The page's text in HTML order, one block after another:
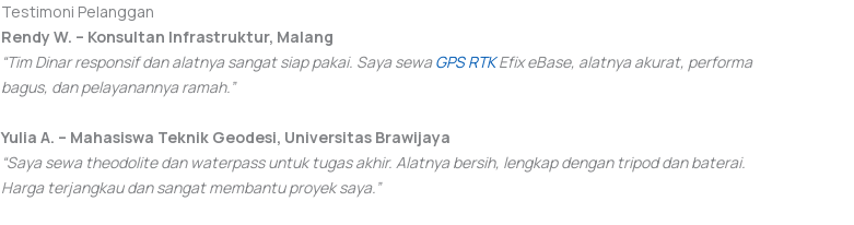
Testimoni Pelanggan
Rendy W. – Konsultan Infrastruktur, Malang
“Tim Dinar responsif dan alatnya sangat siap pakai. Saya sewaGPS RTKEfix eBase, alatnya akurat, performa
bagus, dan pelayanannya ramah.”
Yulia A. – Mahasiswa Teknik Geodesi, Universitas Brawijaya
“Saya sewa theodolite dan waterpass untuk tugas akhir. Alatnya bersih, lengkap dengan tripod dan baterai.
Harga terjangkau dan sangat membantu proyek saya.”